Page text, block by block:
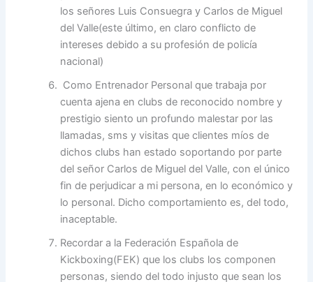
los señores Luis Consuegra y Carlos de Miguel
del Valle(este último, en claro conflicto de
intereses debido a su profesión de policía
nacional)
Como Entrenador Personal que trabaja por
cuenta ajena en clubs de reconocido nombre y
prestigio siento un profundo malestar por las
llamadas, sms y visitas que clientes míos de
dichos clubs han estado soportando por parte
del señor Carlos de Miguel del Valle, con el único
fin de perjudicar a mi persona, en lo económico y
lo personal. Dicho comportamiento es, del todo,
inaceptable.
Recordar a la Federación Española de
Kickboxing(FEK) que los clubs los componen
personas, siendo del todo injusto que sean los